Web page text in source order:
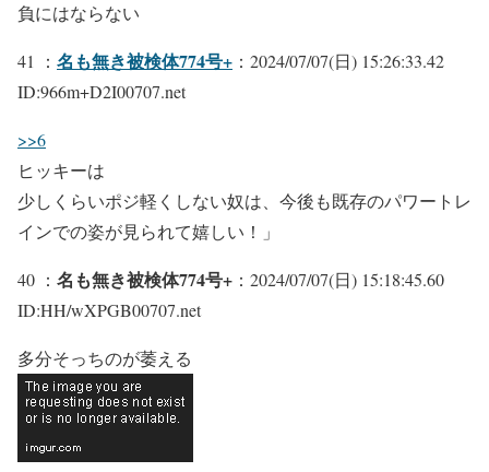
負にはならない
41 ： 名も無き被検体774号+ ：2024/07/07(日) 15:26:33.42
ID:966m+D2I00707.net
>>6
ヒッキーは
少しくらいポジ軽くしない奴は、今後も既存のパワートレ
インでの姿が見られて嬉しい！」
40 ： 名も無き被検体774号+ ：2024/07/07(日) 15:18:45.60
ID:HH/wXPGB00707.net
多分そっちのが萎える